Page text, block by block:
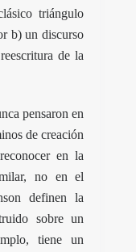
triángulo
b) un discurso
de la
pensaron en
de creación
en la
no en el
definen la
sobre un
tiene un